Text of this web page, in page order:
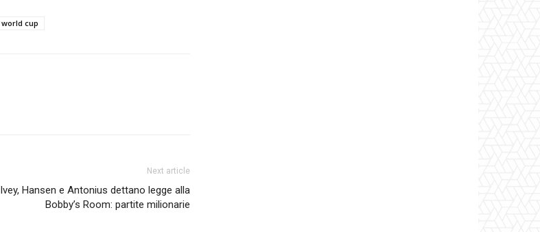
world cup
Next article
Ivey, Hansen e Antonius dettano legge alla
Bobby’s Room: partite milionarie